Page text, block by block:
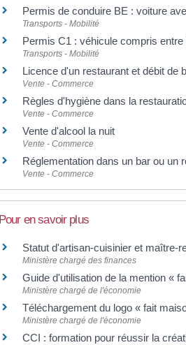
Permis de conduire BE : voiture
Transports - Mobilité
Permis C1 : véhicule compris entre
Transports - Mobilité
Licence d'un restaurant et débit de
Vente - Commerce
Règles d'hygiène dans la
Vente - Commerce
Vente d'alcool la nuit
Vente - Commerce
Réglementation dans un bar ou un
Vente - Commerce
Pour en savoir plus
Statut d'artisan-cuisinier et maître-
Ministère chargé des finances
Guide d'utilisation de la mention «
Ministère chargé de l'économie
Téléchargement du logo « fait
Ministère chargé de l'économie
CCI : formation pour réussir la